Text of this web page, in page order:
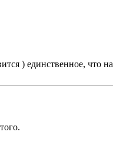
) единственное,